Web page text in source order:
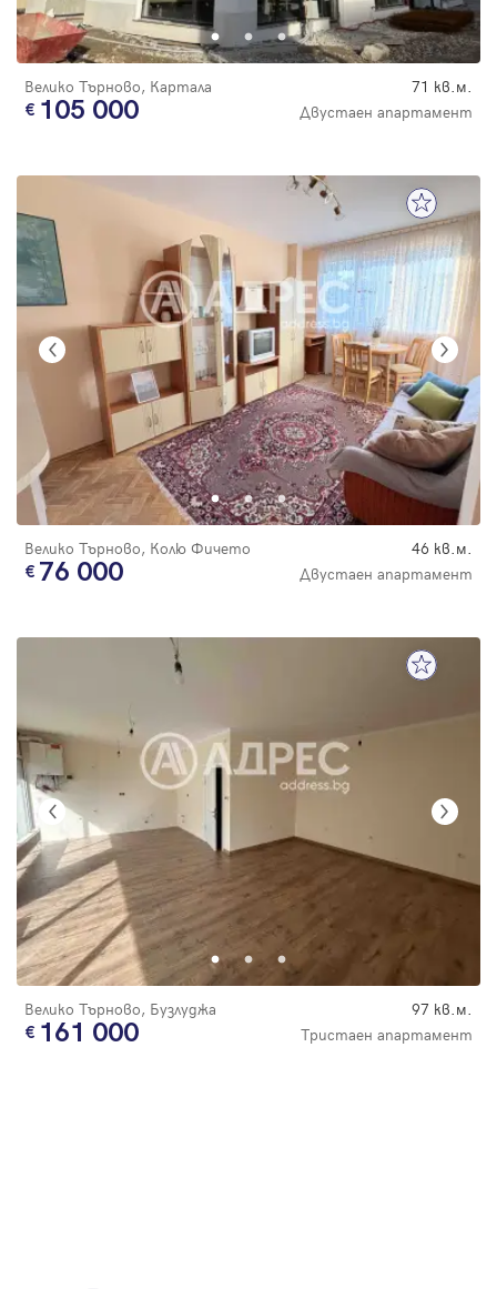
Велико Търново, Картала 71 кв.м.
105 000 Двустаен апартамент
Велико Търново, Колю Фичето 46 кв.м.
76 000 Двустаен апартамент
Велико Търново, Бузлуджа 97 кв.м.
161 000 Тристаен апартамент